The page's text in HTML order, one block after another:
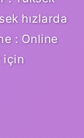
hızlarda
: Online
için